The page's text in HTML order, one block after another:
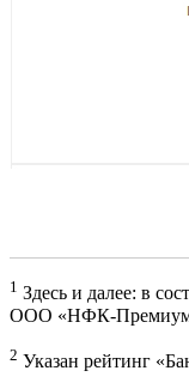
1 Здесь и далее: в
ООО «НФК-
2 Указан рейтинг